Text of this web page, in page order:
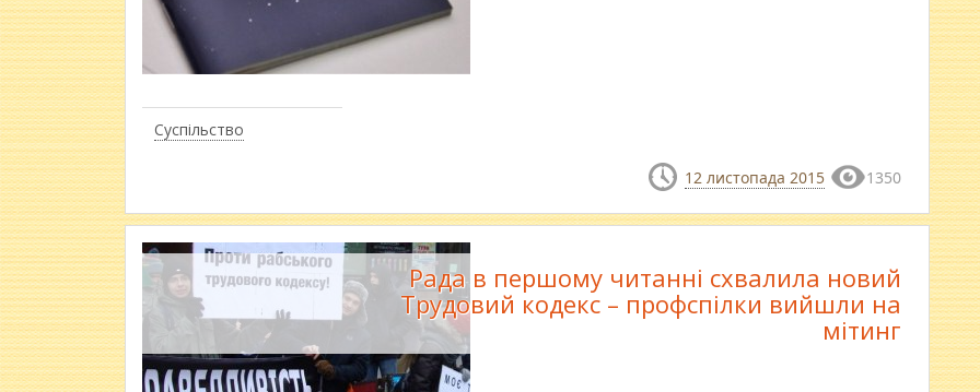
Суспільство
12 листопада 2015 1350
Рада в першому читанні схвалила новий
Трудовий кодекс – профспілки вийшли на
мітинг